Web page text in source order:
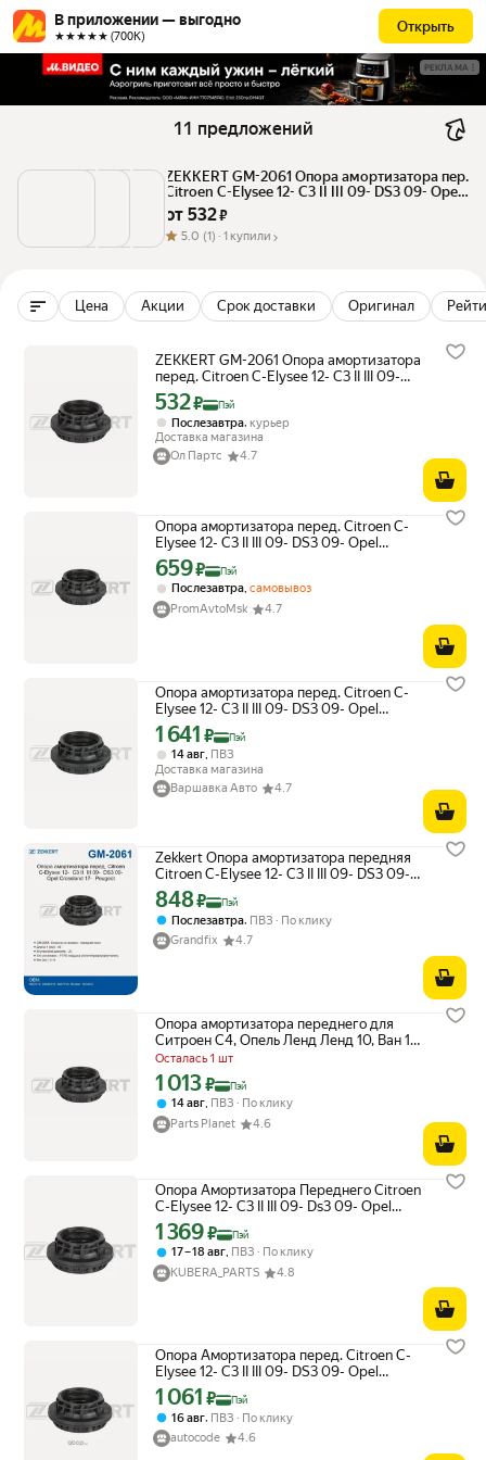
В приложении — выгодно
★★★★★ (700К)
Открыть
РЕКЛАМА
11 предложений
ZEKKERT GM-2061 Опора амортизатора пер.
Citroen C-Elysee 12- C3 II III 09- DS3 09- Opel
Crossland 17- Peugeot 2
от 532 ₽
5.0 (1) · 1 купили
Цена Акции Срок доставки Оригинал
ZEKKERT GM-2061 Опора амортизатора
перед. Citroen C-Elysee 12- C3 II III 09-
DS3 09- Opel Crossland 17- Peugeot
Цена с картой Яндекс Пэй 532 ₽ вместо
532₽ Пэй
Послезавтра, курьер
Доставка магазина
Ол Партс
4.7
Опора амортизатора перед. Citroen C-
Elysee 12- C3 II III 09- DS3 09- Opel
Crossland 17- Peugeot Zekkert арт. gm-
2061
Цена с картой Яндекс Пэй 659 ₽ вместо
659₽ Пэй
Послезавтра, самовывоз
PromAvtoMsk
4.7
Опора амортизатора перед. Citroen C-
Elysee 12- C3 II III 09- DS3 09- Opel
Crossland 17- Peugeot Zekkert арт. gm-
2061
Цена с картой Яндекс Пэй 1641 ₽ вместо
1 641 ₽ Пэй
14 авг ПВЗ
Доставка магазина
Варшавка Авто
4.7
Zekkert Опора амортизатора передняя
Citroen C-Elysee 12- C3 II III 09- DS3 09-
Opel Crossland 17- Peugeot
Цена с картой Яндекс Пэй 848 ₽ вместо
848₽ Пэй
Послезавтра, ПВЗ
По клику
Grandfix
4.7
Опора амортизатора переднего для
Ситроен C4, Опель Ленд Ленд 10, Ван 10,
Пежо 207, CC GM-2061 ZEKKERT
Осталась 1 шт
Цена с картой Яндекс Пэй 1013 ₽ вместо
1 013₽ Пэй
14 авг, ПВЗ
По клику
Parts Planet
4.6
Опора Амортизатора Переднего Citroen
C-Elysee 12- C3 II III 09- Ds3 09- Opel
Crossland 17- Peugeot Zekkert арт. gm-
2061
Цена с картой Яндекс Пэй 1369 ₽ вместо
1 369₽ Пэй
17 – 18 авг ПВЗ
По клику
KUBERA_PARTS
4.8
Опора Амортизатора перед. Citroen C-
Elysee 12- C3 II III 09- DS3 09- Opel
Crossland 17- Peugeot ZEKKERT gm2061
Цена с картой Яндекс Пэй 1061 ₽ вместо
1 061 ₽ Пэй
16 авг, ПВЗ
По клику
autocode
4.6